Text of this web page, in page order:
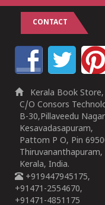
CONTACT
Kerala Book Store,
C/O Consors
B-30,Pillaveedu
Kesavadasapuram,
Pattom P O, Pin
Thiruvananthapuram,
Kerala, India.
+919447945175,
+91471-2554670,
+91471-4851175